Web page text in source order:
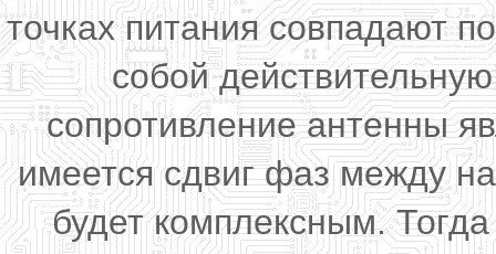
точках питания совпадают
собой
сопротивление антенны
имеется сдвиг фаз между
будет комплексным.